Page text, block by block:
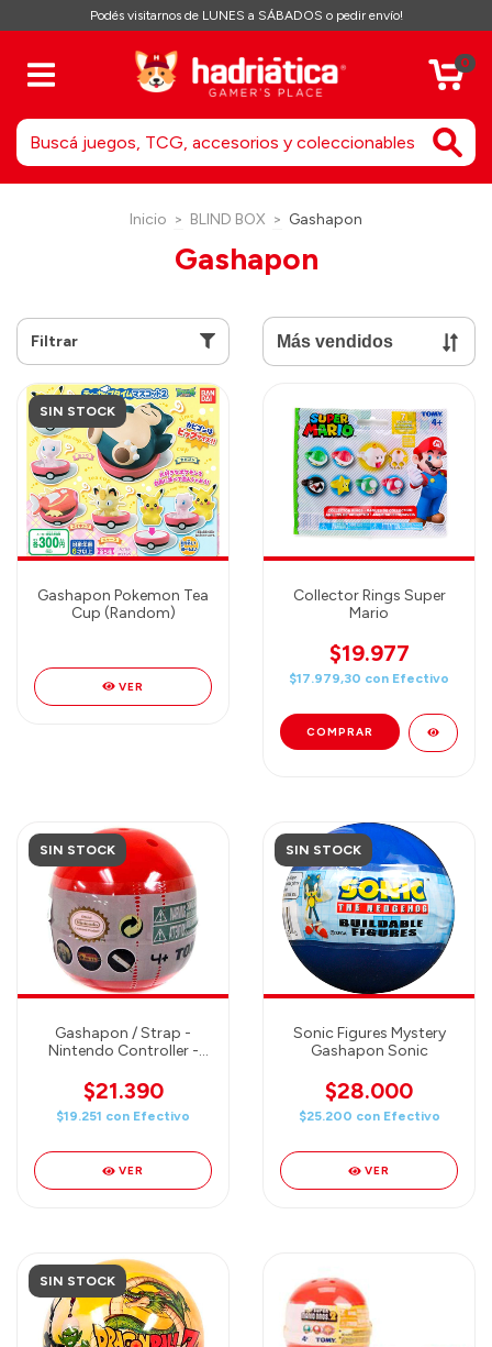
Podés visitarnos de LUNES a SÁBADOS o pedir envío!
0
Inicio > BLIND BOX > Gashapon
Gashapon
Filtrar
SIN STOCK
Gashapon Pokemon Tea
Cup (Random)
VER
Collector Rings Super
Mario
$19.977
$17.979,30 con Efectivo
SIN STOCK
Gashapon / Strap -
Nintendo Controller -
$21.390
$19.251 con Efectivo
VER
SIN STOCK
Sonic Figures Mystery
Gashapon Sonic
$28.000
$25.200 con Efectivo
VER
SIN STOCK